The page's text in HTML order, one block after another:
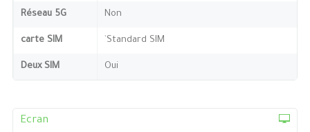
Réseau 5G Non
carte SIM `Standard SIM
Deux SIM Oui
Ecran